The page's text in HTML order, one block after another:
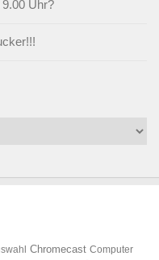
Uhr?
Chromecast Computer